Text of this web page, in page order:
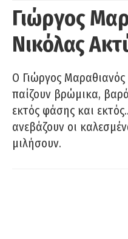
Γιώργος
Νικόλας
Ο Γιώργος
παίζουν βρώμικα,
εκτός φάσης και
ανεβάζουν οι
μιλήσουν.